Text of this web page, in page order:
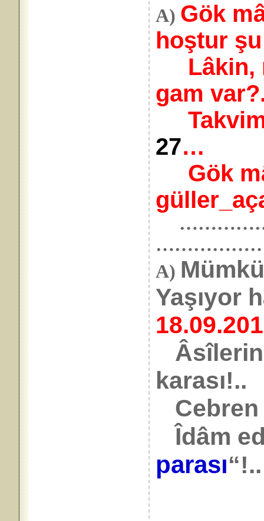
A) Gök
hoştur
Lâkin,
gam
27…
Gök
…………….
A)
Âsîlerin
karası!..
Cebren
Îdâm
parası“!..